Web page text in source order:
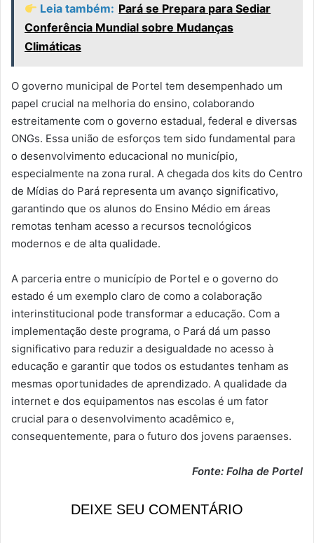
Leia também: Pará se Prepara para Sediar
Conferência Mundial sobre Mudanças
Climáticas
O governo municipal de Portel tem desempenhado um
papel crucial na melhoria do ensino, colaborando
estreitamente com o governo estadual, federal e diversas
ONGs. Essa união de esforços tem sido fundamental para
o desenvolvimento educacional no município,
especialmente na zona rural. A chegada dos kits do Centro
de Mídias do Pará representa um avanço significativo,
garantindo que os alunos do Ensino Médio em áreas
remotas tenham acesso a recursos tecnológicos
modernos e de alta qualidade.
A parceria entre o município de Portel e o governo do
estado é um exemplo claro de como a colaboração
interinstitucional pode transformar a educação. Com a
implementação deste programa, o Pará dá um passo
significativo para reduzir a desigualdade no acesso à
educação e garantir que todos os estudantes tenham as
mesmas oportunidades de aprendizado. A qualidade da
internet e dos equipamentos nas escolas é um fator
crucial para o desenvolvimento acadêmico e,
consequentemente, para o futuro dos jovens paraenses.
Fonte: Folha de Portel
DEIXE SEU COMENTÁRIO